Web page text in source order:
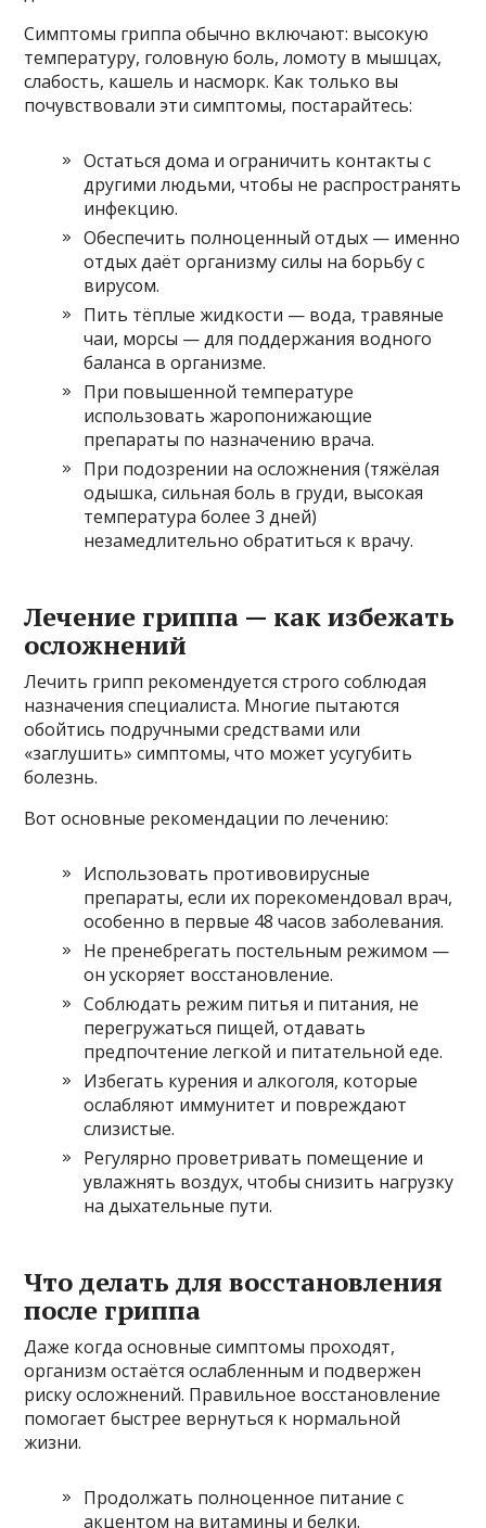
Симптомы гриппа обычно включают: высокую
температуру, головную боль, ломоту в мышцах,
слабость, кашель и насморк. Как только вы
почувствовали эти симптомы, постарайтесь:
Остаться дома и ограничить контакты с
другими людьми, чтобы не распространять
инфекцию.
Обеспечить полноценный отдых — именно
отдых даёт организму силы на борьбу с
вирусом.
Пить тёплые жидкости — вода, травяные
чаи, морсы — для поддержания водного
баланса в организме.
При повышенной температуре
использовать жаропонижающие
препараты по назначению врача.
При подозрении на осложнения (тяжёлая
одышка, сильная боль в груди, высокая
температура более 3 дней)
незамедлительно обратиться к врачу.
Лечение гриппа — как избежать
осложнений
Лечить грипп рекомендуется строго соблюдая
назначения специалиста. Многие пытаются
обойтись подручными средствами или
«заглушить» симптомы, что может усугубить
болезнь.
Вот основные рекомендации по лечению:
Использовать противовирусные
препараты, если их порекомендовал врач,
особенно в первые 48 часов заболевания.
Не пренебрегать постельным режимом —
он ускоряет восстановление.
Соблюдать режим питья и питания, не
перегружаться пищей, отдавать
предпочтение легкой и питательной еде.
Избегать курения и алкоголя, которые
ослабляют иммунитет и повреждают
слизистые.
Регулярно проветривать помещение и
увлажнять воздух, чтобы снизить нагрузку
на дыхательные пути.
Что делать для восстановления
после гриппа
Даже когда основные симптомы проходят,
организм остаётся ослабленным и подвержен
риску осложнений. Правильное восстановление
помогает быстрее вернуться к нормальной
жизни.
Продолжать полноценное питание с
акцентом на витамины и белки.